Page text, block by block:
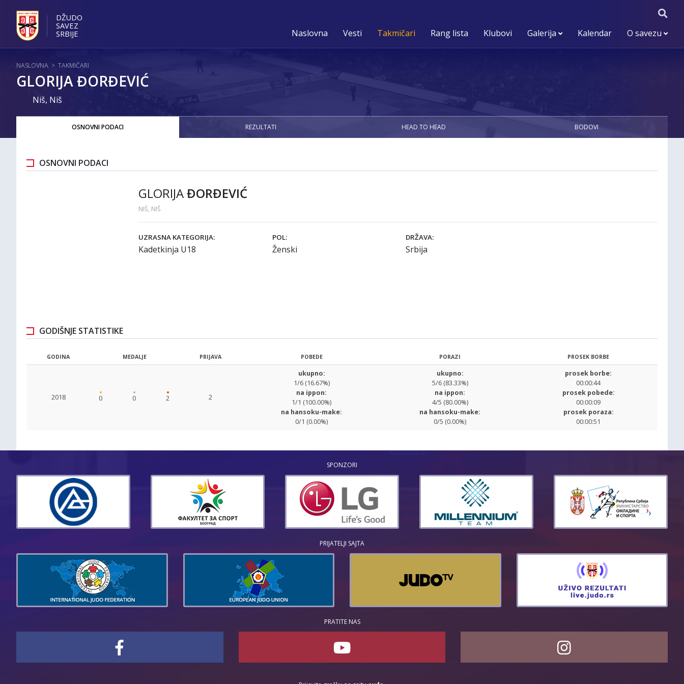
DŽUDO
SAVEZ
SRBIJE
Naslovna Vesti Takmičari Rang lista Klubovi Galerija Kalendar O savezu
NASLOVNA > TAKMIČARI
GLORIJA ĐORĐEVIĆ
Niš, Niš
OSNOVNI PODACI REZULTATI HEAD TO HEAD BODOVI
OSNOVNI PODACI
GLORIJAĐORĐEVIĆ
NIŠ, NIŠ
UZRASNA KATEGORIJA:
Kadetkinja U18
POL:
Ženski
DRŽAVA:
Srbija
GODIŠNJE STATISTIKE
GODINA MEDALJE PRIJAVA POBEDE PORAZI PROSEK BORBE
2018 0 0 2 2
ukupno:
1/6 (16.67%)
na ippon:
1/1 (100.00%)
na hansoku-make:
0/1 (0.00%)
ukupno:
5/6 (83.33%)
na ippon:
4/5 (80.00%)
na hansoku-make:
0/5 (0.00%)
prosek borbe:
00:00:44
prosek pobede:
00:00:09
prosek poraza:
00:00:51
SPONZORI
PRIJATELJI SAJTA
PRATITE NAS